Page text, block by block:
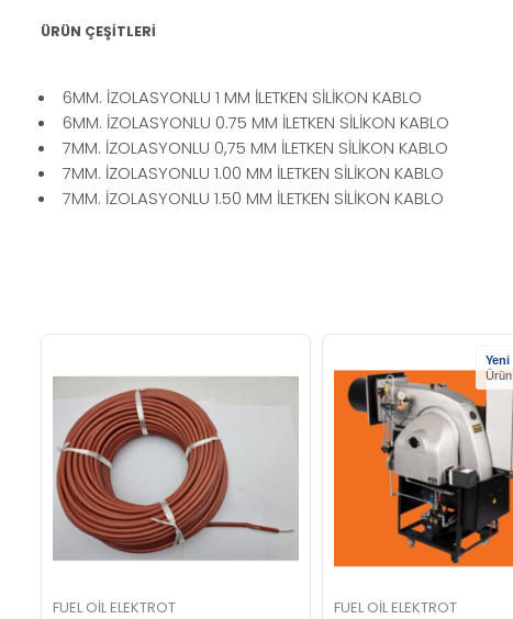
ÜRÜN ÇEŞİTLERİ
6MM. İZOLASYONLU 1 MM İLETKEN SİLİKON KABLO
6MM. İZOLASYONLU 0.75 MM İLETKEN SİLİKON KABLO
7MM. İZOLASYONLU 0,75 MM İLETKEN SİLİKON KABLO
7MM. İZOLASYONLU 1.00 MM İLETKEN SİLİKON KABLO
7MM. İZOLASYONLU 1.50 MM İLETKEN SİLİKON KABLO
FUEL OİL ELEKTROT
Yeni
Ürün
FUEL OİL ELEKTROT